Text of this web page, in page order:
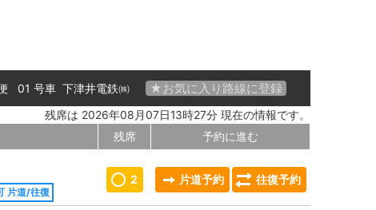
★お気に入り路線に登録
01 号車 下津井電鉄㈱
残席は 2026年08月07日13時27分 現在の情報です。
残席 予約に進む
片道/往復
2 片道予約 往復予約